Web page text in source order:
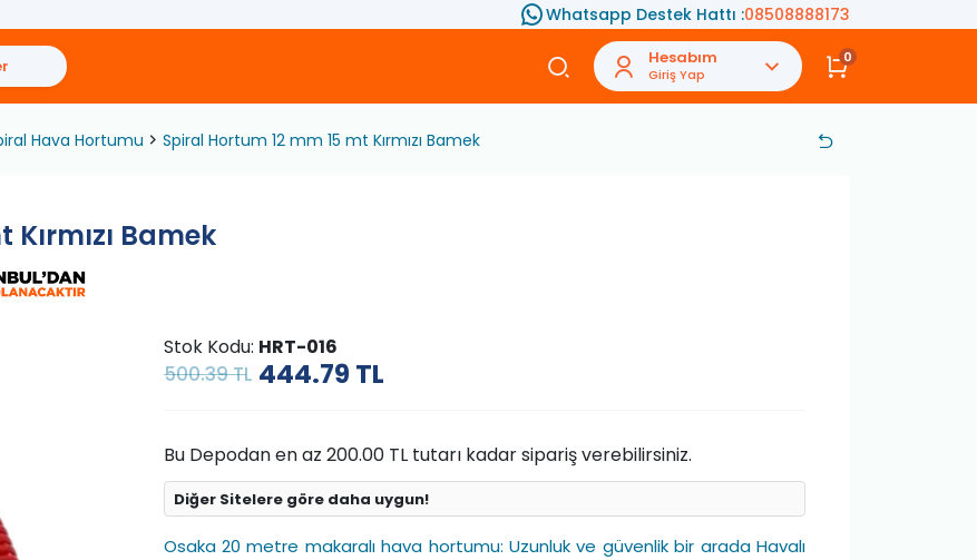
Whatsapp Destek Hattı :08508888173
Hesabım
Giriş Yap
0
Hava Hortumu Spiral Hortum 12 mm 15 mt Kırmızı Bamek
Bamek
Stok Kodu: HRT-016
500.39 TL 444.79 TL
Bu Depodan en az 200.00 TL tutarı kadar sipariş verebilirsiniz.
Diğer Sitelere göre daha uygun!
Osaka 20 metre makaralı hava hortumu: Uzunluk ve güvenlik bir arada Havalı